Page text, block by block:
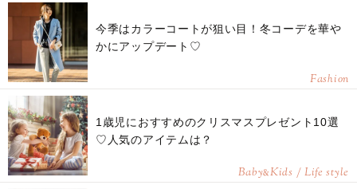
今季はカラーコートが狙い目！冬コーデを華や
かにアップデート♡
Fashion
1歳児におすすめのクリスマスプレゼント10選
♡人気のアイテムは？
Baby&Kids / Life style